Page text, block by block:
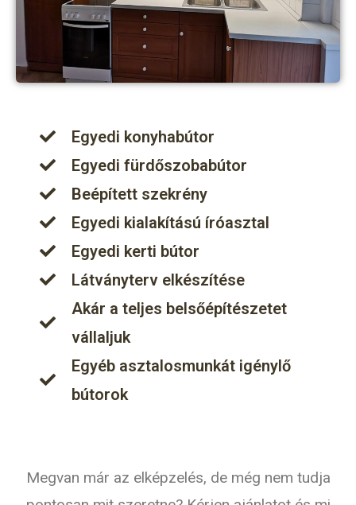
Egyedi konyhabútor
Egyedi fürdőszobabútor
Beépített szekrény
Egyedi kialakítású íróasztal
Egyedi kerti bútor
Látványterv elkészítése
Akár a teljes belsőépítészetet
vállaljuk
Egyéb asztalosmunkát igénylő
bútorok
Megvan már az elképzelés, de még nem tudja